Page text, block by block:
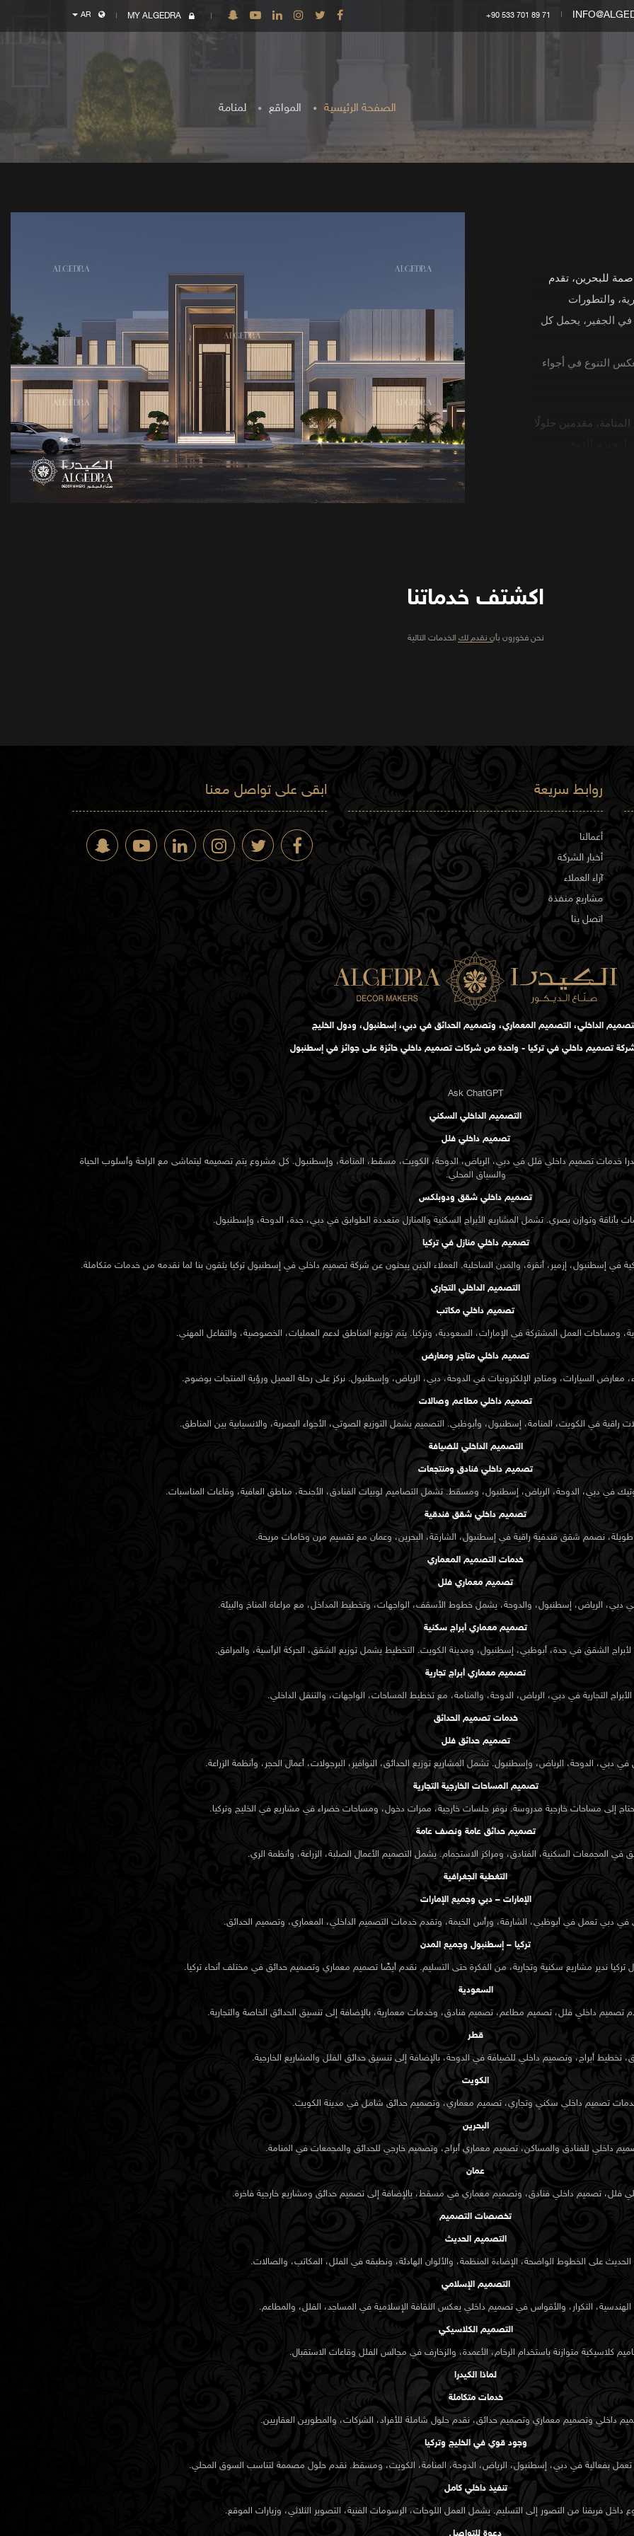
+90 533 701 89 71
MY ALGEDRA
الصفحة الرئيسية المواقع لمنامة
للبحرين، تقدم
والتطورات
في الجفير، يحمل كل
التنوع في أجواء
مقدمين حلولًا
نحرص على وجود مناطق
لدينا في
مستقل.
في الضوضاء،
التنفيذية
تصاميم تشجع على
وتوزيع الطاولات
الظل، وخامات
والشبكات
الخارجية
لتناسب وظيفة
نرتب المساحات
دون إرباك للمكان.
مثل المرايا،
الجمالية بما
كل مشروع
في المنامة أو توفّر
نصمّم مفاهيم
شركات التصميم
تبرز أعمالنا ليس من
موثوق، قادر على
— من زيارات
اكشتف خدماتنا
نحن فخورون بأن نقدم لك الخدمات التالية
روابط سريعة
أعمالنا
أخبار الشركة
آراء العملاء
مشاريع منفذة
اتصل بنا
ابقى على تواصل معنا
الداخلي، التصميم المعماري، وتصميم الحدائق في دبي، إسطنبول، ودول الخليج
تصميم داخلي في تركيا - واحدة من شركات تصميم داخلي حائزة على جوائز في إسطنبول
Ask ChatGPT
التصميم الداخلي السكني
تصميم داخلي فلل
خدمات تصميم داخلي فلل في دبي، الرياض، الدوحة، الكويت، مسقط، المنامة، وإسطنبول. كل مشروع يتم تصميمه ليتماشى مع الراحة وأسلوب الحياة
والسياق المحلي.
تصميم داخلي شقق ودوبلكس
وتوازن بصري. تشمل المشاريع الأبراج السكنية والمنازل متعددة الطوابق في دبي، جدة، الدوحة، وإسطنبول.
تصميم داخلي منازل في تركيا
إسطنبول، إزمير، أنقرة، والمدن الساحلية. العملاء الذين يبحثون عن شركة تصميم داخلي في إسطنبول تركيا يثقون بنا لما نقدمه من خدمات متكاملة.
التصميم الداخلي التجاري
تصميم داخلي مكاتب
ومساحات العمل المشتركة في الإمارات، السعودية، وتركيا. يتم توزيع المناطق لدعم العمليات، الخصوصية، والتفاعل المهني.
تصميم داخلي متاجر ومعارض
معارض السيارات، ومتاجر الإلكترونيات في الدوحة، دبي، الرياض، وإسطنبول. نركز على رحلة العميل ورؤية المنتجات بوضوح.
تصميم داخلي مطاعم وصالات
في الكويت، المنامة، إسطنبول، وأبوظبي. التصميم يشمل التوزيع الصوتي، الأجواء البصرية، والانسيابية بين المناطق.
التصميم الداخلي للضيافة
تصميم داخلي فنادق ومنتجعات
في دبي، الدوحة، الرياض، إسطنبول، ومسقط. تشمل التصاميم لوبيات الفنادق، الأجنحة، مناطق العافية، وقاعات المناسبات.
تصميم داخلي شقق فندقية
طويلة، نصمم شقق فندقية راقية في إسطنبول، الشارقة، البحرين، وعمان مع تقسيم مرن وخامات مريحة.
خدمات التصميم المعماري
تصميم معماري فلل
دبي، الرياض، إسطنبول، والدوحة، يشمل خطوط الأسقف، الواجهات، وتخطيط المداخل، مع مراعاة المناخ والبيئة.
تصميم معماري أبراج سكنية
الشقق في جدة، أبوظبي، إسطنبول، ومدينة الكويت. التخطيط يشمل توزيع الشقق، الحركة الرأسية، والمرافق.
تصميم معماري أبراج تجارية
التجارية في دبي، الرياض، الدوحة، والمنامة، مع تخطيط المساحات، الواجهات، والتنقل الداخلي.
خدمات تصميم الحدائق
تصميم حدائق فلل
في دبي، الدوحة، الرياض، وإسطنبول. تشمل المشاريع توزيع الحدائق، النوافير، البرجولات، أعمال الحجر، وأنظمة الزراعة.
تصميم المساحات الخارجية التجارية
تحتاج إلى مساحات خارجية مدروسة. نوفر جلسات خارجية، ممرات دخول، ومساحات خضراء في مشاريع في الخليج وتركيا.
تصميم حدائق عامة ونصف عامة
في المجمعات السكنية، الفنادق، ومراكز الاستجمام. يشمل التصميم الأعمال الصلبة، الزراعة، وأنظمة الري.
التغطية الجغرافية
الإمارات – دبي وجميع الإمارات
في دبي تعمل في أبوظبي، الشارقة، ورأس الخيمة، وتقدم خدمات التصميم الداخلي، المعماري، وتصميم الحدائق.
تركيا – إسطنبول وجميع المدن
ندير مشاريع سكنية وتجارية، من الفكرة حتى التسليم. نقدم أيضًا تصميم معماري وتصميم حدائق في مختلف أنحاء تركيا.
السعودية
تصميم داخلي فلل، تصميم مطاعم، تصميم فنادق، وخدمات معمارية، بالإضافة إلى تنسيق الحدائق الخاصة والتجارية.
قطر
أبراج، وتصميم داخلي للضيافة في الدوحة، بالإضافة إلى تنسيق حدائق الفلل والمشاريع الخارجية.
الكويت
تصميم داخلي سكني وتجاري، تصميم معماري، وتصميم حدائق شامل في مدينة الكويت.
البحرين
داخلي للفنادق والمساكن، تصميم معماري أبراج، وتصميم خارجي للحدائق والمجمعات في المنامة.
عمان
فلل، تصميم داخلي فنادق، وتصميم معماري في مسقط، بالإضافة إلى تصميم حدائق ومشاريع خارجية فاخرة.
تخصصات التصميم
التصميم الحديث
على الخطوط الواضحة، الإضاءة المنظمة، والألوان الهادئة، ونطبقه في الفلل، المكاتب، والصالات.
التصميم الإسلامي
التكرار، والأقواس في تصميم داخلي يعكس الثقافة الإسلامية في المساجد، الفلل، والمطاعم.
التصميم الكلاسيكي
كلاسيكية متوازنة باستخدام الرخام، الأعمدة، والزخارف في مجالس الفلل وقاعات الاستقبال.
لماذا الكيدرا
خدمات متكاملة
داخلي وتصميم معماري وتصميم حدائق، نقدم حلول شاملة للأفراد، الشركات، والمطورين العقاريين.
وجود قوي في الخليج وتركيا
تعمل بفعالية في دبي، إسطنبول، الرياض، الدوحة، المنامة، الكويت، ومسقط. نقدم حلول مصممة لتناسب السوق المحلي.
تنفيذ داخلي كامل
داخل فريقنا من التصور إلى التسليم. يشمل العمل اللوحات، الرسومات الفنية، التصوير الثلاثي، وزيارات الموقع.